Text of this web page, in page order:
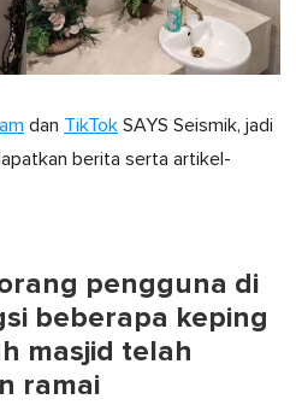
dan TikTok SAYS Seismik, jadi
berita serta artikel-
pengguna di
beberapa keping
masjid telah
ramai